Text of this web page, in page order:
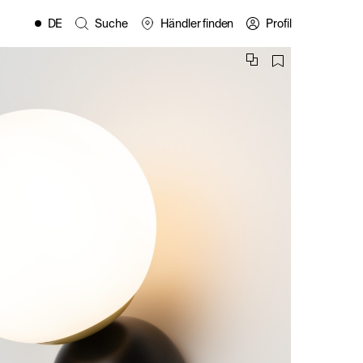
PL
DE Suche Händler finden Profil